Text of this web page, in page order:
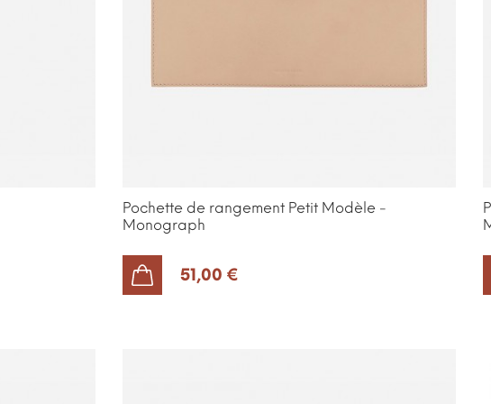
Pochette de rangement Petit Modèle -
Monograph
51,00 €